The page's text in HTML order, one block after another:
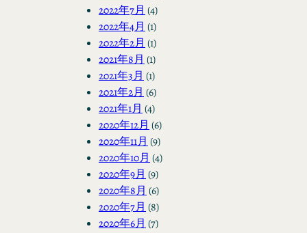
2022年7月 (4)
2022年4月 (1)
2022年2月 (1)
2021年8月 (1)
2021年3月 (1)
2021年2月 (6)
2021年1月 (4)
2020年12月 (6)
2020年11月 (9)
2020年10月 (4)
2020年9月 (9)
2020年8月 (6)
2020年7月 (8)
2020年6月 (7)